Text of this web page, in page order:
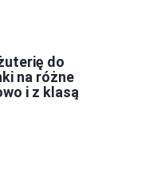
do
na różne
i z klasą